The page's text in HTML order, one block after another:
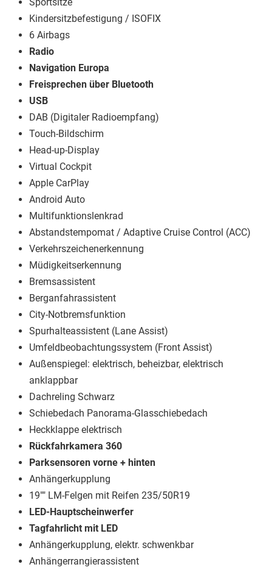
Kindersitzbefestigung / ISOFIX
6 Airbags
Radio
Navigation Europa
Freisprechen über Bluetooth
USB
DAB (Digitaler Radioempfang)
Touch-Bildschirm
Head-up-Display
Virtual Cockpit
Apple CarPlay
Android Auto
Multifunktionslenkrad
Abstandstempomat / Adaptive Cruise Control (ACC)
Verkehrszeichenerkennung
Müdigkeitserkennung
Bremsassistent
Berganfahrassistent
City-Notbremsfunktion
Spurhalteassistent (Lane Assist)
Umfeldbeobachtungssystem (Front Assist)
Außenspiegel: elektrisch, beheizbar, elektrisch
anklappbar
Dachreling Schwarz
Schiebedach Panorama-Glasschiebedach
Heckklappe elektrisch
Rückfahrkamera 360
Parksensoren vorne + hinten
Anhängerkupplung
19"" LM-Felgen mit Reifen 235/50R19
LED-Hauptscheinwerfer
Tagfahrlicht mit LED
Anhängerkupplung, elektr. schwenkbar
Anhängerrangierassistent